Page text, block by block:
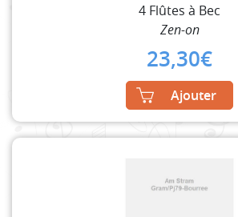
4 Flûtes à Bec
Zen-on
23,30€
Ajouter